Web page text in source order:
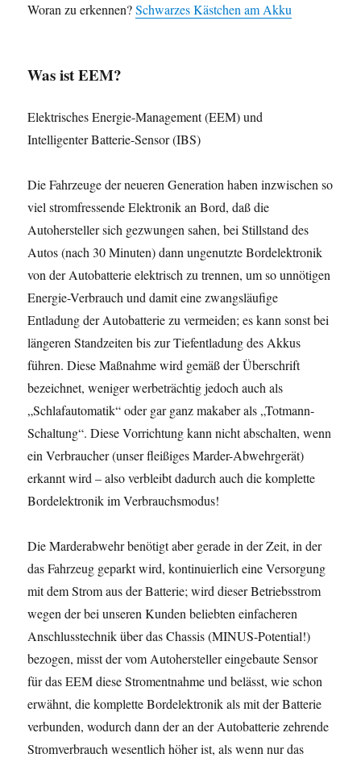
Woran zu erkennen?Schwarzes Kästchen am Akku
Was ist EEM?
Elektrisches Energie-Management (EEM) und
Intelligenter Batterie-Sensor (IBS)
Die Fahrzeuge der neueren Generation haben inzwischen so
viel stromfressende Elektronik an Bord, daß die
Autohersteller sich gezwungen sahen, bei Stillstand des
Autos (nach 30 Minuten) dann ungenutzte Bordelektronik
von der Autobatterie elektrisch zu trennen, um so unnötigen
Energie-Verbrauch und damit eine zwangsläufige
Entladung der Autobatterie zu vermeiden; es kann sonst bei
längeren Standzeiten bis zur Tiefentladung des Akkus
führen. Diese Maßnahme wird gemäß der Überschrift
bezeichnet, weniger werbeträchtig jedoch auch als
„Schlafautomatik“ oder gar ganz makaber als „Totmann-
Schaltung“. Diese Vorrichtung kann nicht abschalten, wenn
ein Verbraucher (unser fleißiges Marder-Abwehrgerät)
erkannt wird – also verbleibt dadurch auch die komplette
Bordelektronik im Verbrauchsmodus!
Die Marderabwehr benötigt aber gerade in der Zeit, in der
das Fahrzeug geparkt wird, kontinuierlich eine Versorgung
mit dem Strom aus der Batterie; wird dieser Betriebsstrom
wegen der bei unseren Kunden beliebten einfacheren
Anschlusstechnik über das Chassis (MINUS-Potential!)
bezogen, misst der vom Autohersteller eingebaute Sensor
für das EEM diese Stromentnahme und belässt, wie schon
erwähnt, die komplette Bordelektronik als mit der Batterie
verbunden, wodurch dann der an der Autobatterie zehrende
Stromverbrauch wesentlich höher ist, als wenn nur das